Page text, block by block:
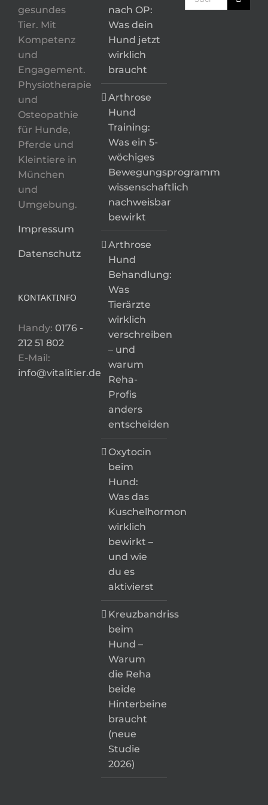
gesundes
Tier. Mit
Kompetenz
und
Engagement.
Physiotherapie
und
Osteopathie
für Hunde,
Pferde und
Kleintiere in
München
und
Umgebung.
Impressum
Datenschutz
KONTAKTINFO
Handy: 0176 -
212 51 802
E-Mail:
info@vitalitier.de
nach OP:
Was dein
Hund jetzt
wirklich
braucht
Arthrose
Hund
Training:
Was ein 5-
wöchiges
Bewegungsprogramm
wissenschaftlich
nachweisbar
bewirkt
Arthrose
Hund
Behandlung:
Was
Tierärzte
wirklich
verschreiben
– und
warum
Reha-
Profis
anders
entscheiden
Oxytocin
beim
Hund:
Was das
Kuschelhormon
wirklich
bewirkt –
und wie
du es
aktivierst
Kreuzbandriss
beim
Hund –
Warum
die Reha
beide
Hinterbeine
braucht
(neue
Studie
2026)
nach: